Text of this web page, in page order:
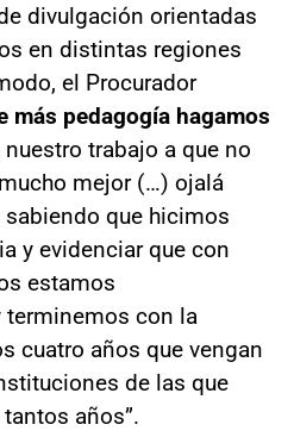
divulgación orientadas
en distintas regiones
el Procurador
más pedagogía hagamos
trabajo a que no
mejor (…) ojalá
que hicimos
y evidenciar que con
estamos
con la
cuatro años que vengan
de las que
años”.